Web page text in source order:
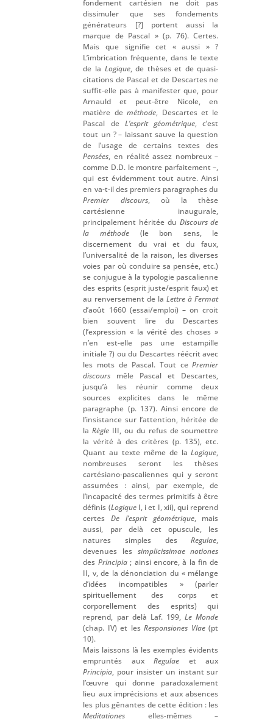
fondement cartésien ne doit pas
dissimuler que ses fondements
générateurs [?] portent aussi la
marque de Pascal » (p. 76). Certes.
Mais que signifie cet « aussi » ?
L’imbrication fréquente, dans le texte
de la Logique, de thèses et de quasi-
citations de Pascal et de Descartes ne
suffit-elle pas à manifester que, pour
Arnauld et peut-être Nicole, en
matière deméthode, Descartes et le
Pascal de L’esprit géométrique, c’est
tout un ? – laissant sauve la question
de l’usage de certains textes des
Pensées, en réalité assez nombreux –
comme D.D. le montre parfaitement –,
qui est évidemment tout autre. Ainsi
en va-t-il des premiers paragraphes du
Premier discours, où la thèse
cartésienne inaugurale,
principalement héritée du Discours de
la méthode (le bon sens, le
discernement du vrai et du faux,
l’universalité de la raison, les diverses
voies par où conduire sa pensée, etc.)
se conjugue à la typologie pascalienne
des esprits (esprit juste/esprit faux) et
au renversement de laLettre à Fermat
d’août 1660 (essai/emploi) – on croit
bien souvent lire du Descartes
(l’expression « la vérité des choses »
n’en est-elle pas une estampille
initiale ?) ou du Descartes réécrit avec
les mots de Pascal. Tout cePremier
discours mêle Pascal et Descartes,
jusqu’à les réunir comme deux
sources explicites dans le même
paragraphe (p. 137). Ainsi encore de
l’insistance sur l’attention, héritée de
laRègle III, ou du refus de soumettre
la vérité à des critères (p. 135), etc.
Quant au texte même de laLogique,
nombreuses seront les thèses
cartésiano-pascaliennes qui y seront
assumées : ainsi, par exemple, de
l’incapacité des termes primitifs à être
définis (LogiqueI, i et I, xii), qui reprend
certesDe l’esprit géométrique, mais
aussi, par delà cet opuscule, les
natures simples desRegulae,
devenues les simplicissimae notiones
des Principia; ainsi encore, à la fin de
II, v, de la dénonciation du « mélange
d’idées incompatibles » (parler
spirituellement des corps et
corporellement des esprits) qui
reprend, par delà Laf. 199,Le Monde
(chap. IV) et lesResponsiones VIae(pt
10).
Mais laissons là les exemples évidents
empruntés auxRegulae et aux
Principia, pour insister un instant sur
l’œuvre qui donne paradoxalement
lieu aux imprécisions et aux absences
les plus gênantes de cette édition : les
Meditationes elles-mêmes –